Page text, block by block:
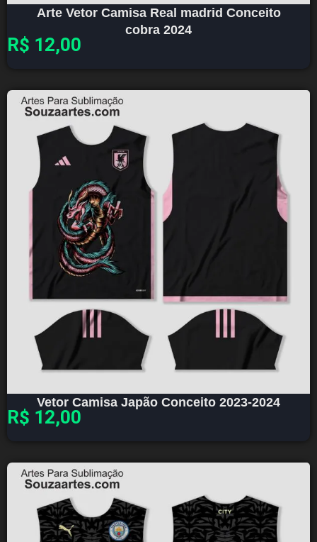
Arte Vetor Camisa Real madrid Conceito
cobra 2024
R$ 12,00
Vetor Camisa Japão Conceito 2023-2024
R$ 12,00